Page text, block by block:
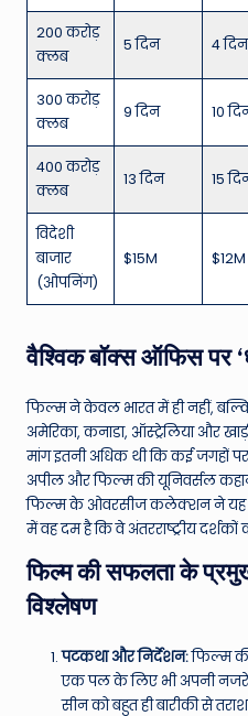
200 करोड़
क्लब
5 दिन 4 दिन
300 करोड़
क्लब
9 दिन 10
400 करोड़
क्लब
13 दिन 15
विदेशी
बाजार
(ओपनिंग)
$15M $12M
वैश्विक बॉक्स ऑफिस पर
फिल्म ने केवल भारत में ही नहीं,
अमेरिका, कनाडा, ऑस्ट्रेलिया और
मांग इतनी अधिक थी कि कई जगहों पर
अपील और फिल्म की यूनिवर्सल
फिल्म के ओवरसीज कलेक्शन ने यह
में वह दम है कि वे अंतरराष्ट्रीय दर्शकों
फिल्म की सफलता के
विश्लेषण
पटकथा और निर्देशन:फिल्म
एक पल के लिए भी अपनी नजरें
सीन को बहुत ही बारीकी से